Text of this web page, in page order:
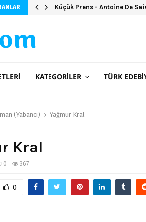
Küçük Prens – Antoine De
KATEGORILER TÜRK
(Yabancı) Yağmur Kral
Kral
0 367
0